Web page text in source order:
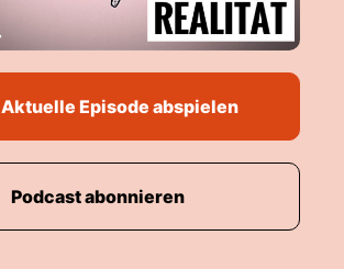
Aktuelle Episode abspielen
Podcast abonnieren